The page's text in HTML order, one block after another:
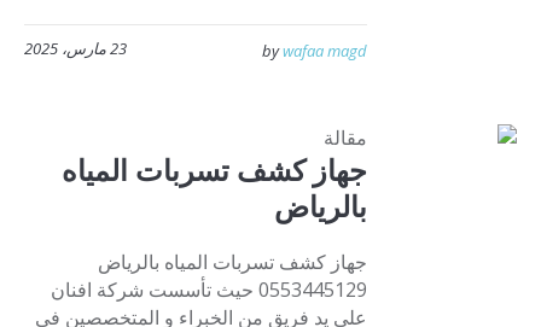
23 مارس، 2025 bywafaa magd
مقالة
جهاز كشف تسربات المياه
بالرياض
جهاز كشف تسربات المياه بالرياض
0553445129 حيث تأسست شركة افنان
على يد فريق من الخبراء و المتخصصين في